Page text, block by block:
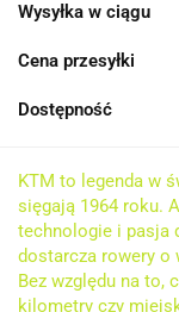
Wysyłka w ciągu
Cena przesyłki
Dostępność
KTM to legenda w
sięgają 1964 roku.
technologie i pasja
dostarcza rowery
Bez względu na to,
kilometry czy